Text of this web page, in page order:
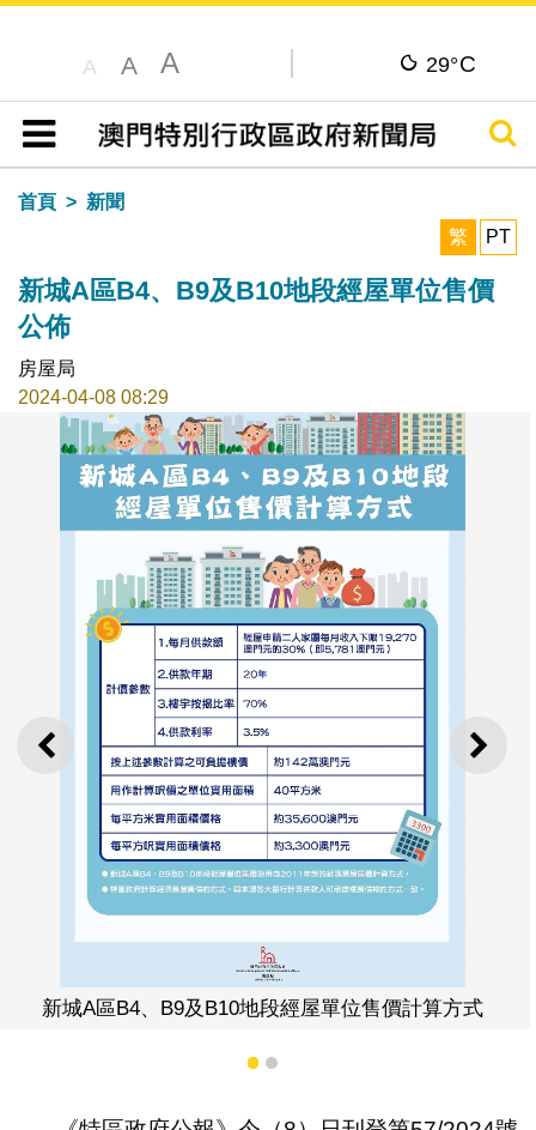
A A A 29°C
目錄
搜尋
首頁
新聞
繁
PT
新城A區B4、B9及B10地段經屋單位售價
公佈
房屋局
2024-04-08 08:29
上一則 下一
新城A區B4、B9及B10地段經屋單位售價計算方式
1 2